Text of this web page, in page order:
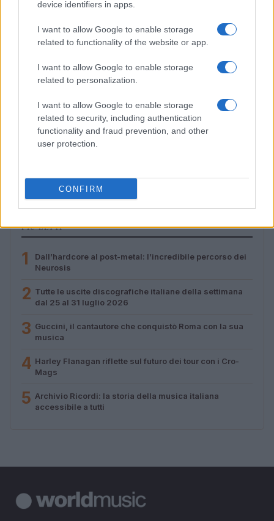
device identifiers in apps.
I want to allow Google to enable storage
related to functionality of the website or app.
I want to allow Google to enable storage
related to personalization.
I want to allow Google to enable storage
related to security, including authentication
functionality and fraud prevention, and other
user protection.
CONFIRM
Guccini, il cantautore che conquistò Roma con la sua
Letizia Fontana · 7 Ago 2026
PIÙ LETTI
1
Dall’hardcore al post-metal: l’incredibile percorso dei
Neurosis
2 Tutte le uscite discografiche italiane della settimana
dal 25 al 31 luglio 2026
3 Guccini, il cantautore che conquistò Roma con la sua
musica
4 Harley Flanagan riflette sul futuro dei tour con i Cro-
Mags
5 Archivio Ricordi: la storia della musica italiana
accessibile a tutti